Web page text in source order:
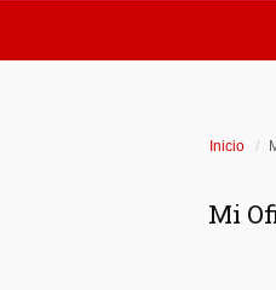
Inicio
Mi